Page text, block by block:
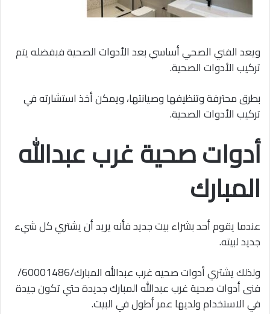
ويعد الفني الصحي أساسي بعد الأدوات الصحية فبفضله يتم
تركيب الأدوات الصحية.
بطرق محترفة وتنظيفها وصيانتها، ويمكن أخذ استشارته في
تركيب الأدوات الصحية.
أدوات صحية غرب عبدالله
المبارك
عندما يقوم أحد بشراء بيت جديد فأنه يريد أن يشتري كل شيء
جديد لبيته.
ولذلك يشتري أدوات صحيه غرب عبدالله المبارك/60001486/
فنى أدوات صحية غرب عبدالله المبارك جديدة حتي تكون جيدة
في الاستخدام ولديها عمر أطول في البيت.